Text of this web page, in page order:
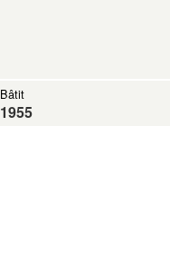
Bâtit
1955